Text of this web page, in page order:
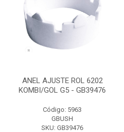
ANEL AJUSTE ROL 6202
KOMBI/GOL G5 - GB39476
Código: 5963
GBUSH
SKU: GB39476